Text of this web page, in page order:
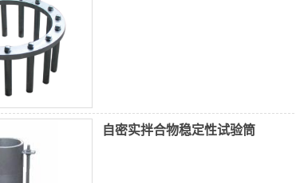
自密实拌合物稳定性试验筒